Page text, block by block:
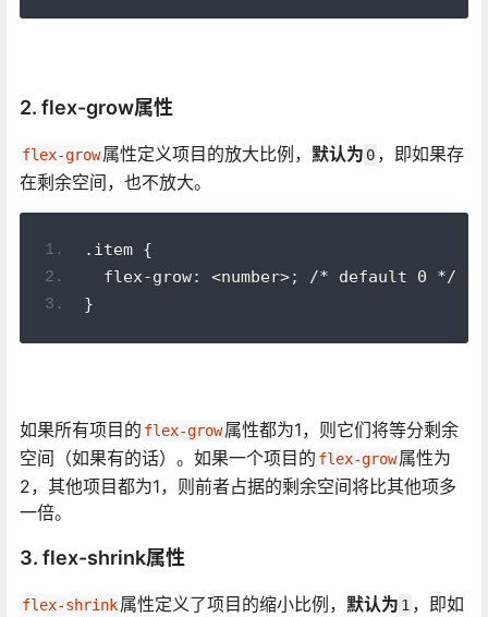
2. flex-grow属性
flex-grow属性定义项目的放大比例， 默认为 0 ，即如果存
在剩余空间，也不放大。
.item {
  flex-grow: <number>; /* default 0 */
}
如果所有项目的 flex-grow属性都为1，则它们将等分剩余
空间（如果有的话）。如果一个项目的 flex-grow属性为
2，其他项目都为1，则前者占据的剩余空间将比其他项多
一倍。
3. flex-shrink属性
flex-shrink属性定义了项目的缩小比例， 默认为 1 ，即如